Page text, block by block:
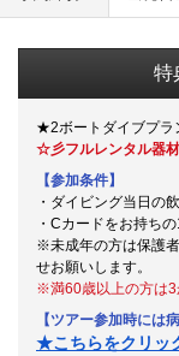
特
★2ボートダイブプラ
☆彡フルレンタル器
【参加条件】
・ダイビング当日の
・Cカードをお持ち
※未成年の方は保護
せお願いします。
※満60歳以上の方は3
【ツアー参加時には
★こちらをクリッ